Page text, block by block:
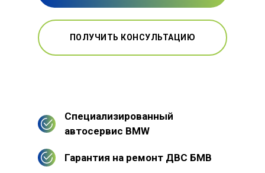
ПОЛУЧИТЬ КОНСУЛЬТАЦИЮ
Специализированный
автосервис BMW
Гарантия на ремонт ДВС БМВ